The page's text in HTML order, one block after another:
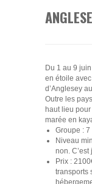
Du 1 au 9
en étoile
d’Anglesey
Outre les
haut lieu
marée en
Groupe :
Niveau
non.
Prix :
transports